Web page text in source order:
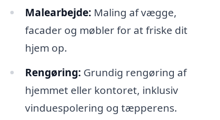
Malearbejde: Maling af vægge,
facader og møbler for at friske dit
hjem op.
Rengøring: Grundig rengøring af
hjemmet eller kontoret, inklusiv
vinduespolering og tæpperens.